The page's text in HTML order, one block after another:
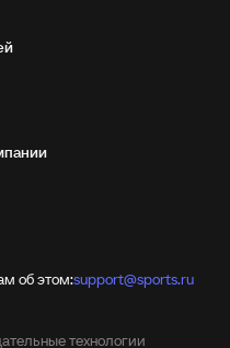
об этом:support@sports.ru
технологии